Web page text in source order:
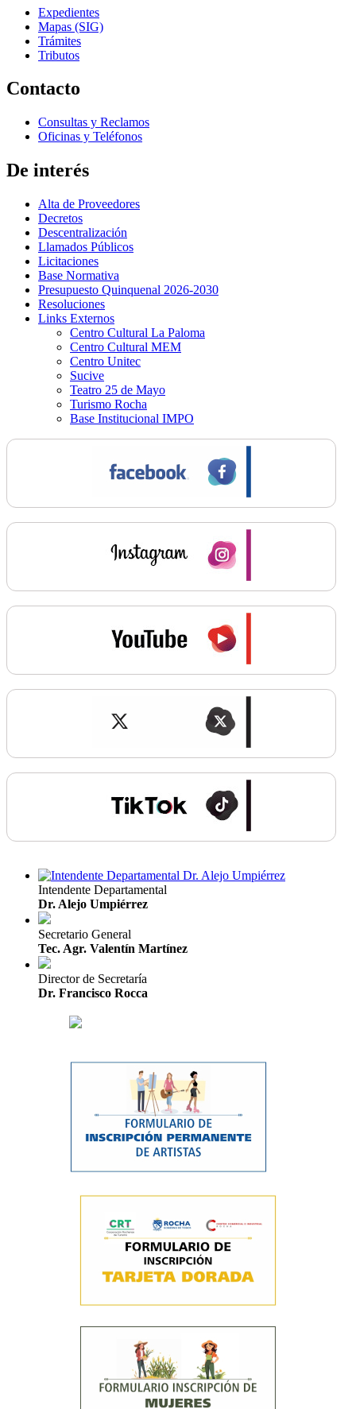
Expedientes
Mapas (SIG)
Trámites
Tributos
Contacto
Consultas y Reclamos
Oficinas y Teléfonos
De interés
Alta de Proveedores
Decretos
Descentralización
Llamados Públicos
Licitaciones
Base Normativa
Presupuesto Quinquenal 2026-2030
Resoluciones
Links Externos
Centro Cultural La Paloma
Centro Cultural MEM
Centro Unitec
Sucive
Teatro 25 de Mayo
Turismo Rocha
Base Institucional IMPO
Intendente Departamental
Dr. Alejo Umpiérrez
Secretario General
Tec. Agr. Valentín Martínez
Director de Secretaría
Dr. Francisco Rocca